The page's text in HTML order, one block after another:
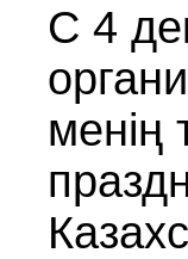
С 4
менің